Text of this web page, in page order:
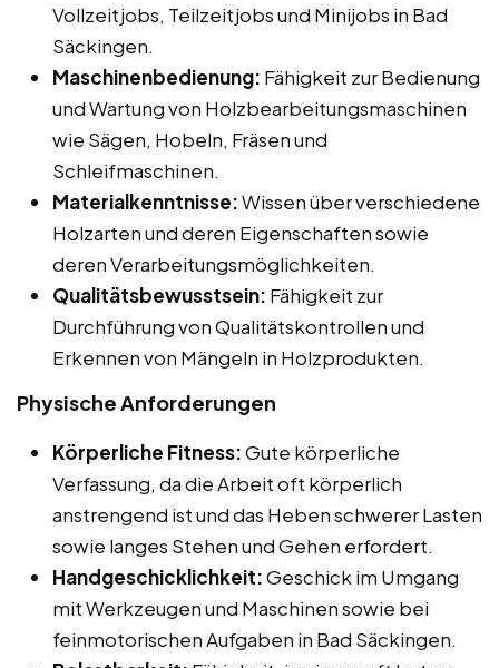
Vollzeitjobs, Teilzeitjobs und Minijobs in Bad
Säckingen.
Maschinenbedienung: Fähigkeit zur Bedienung
und Wartung von Holzbearbeitungsmaschinen
wie Sägen, Hobeln, Fräsen und
Schleifmaschinen.
Materialkenntnisse:Wissen über verschiedene
Holzarten und deren Eigenschaften sowie
deren Verarbeitungsmöglichkeiten.
Qualitätsbewusstsein: Fähigkeit zur
Durchführung von Qualitätskontrollen und
Erkennen von Mängeln in Holzprodukten.
Physische Anforderungen
Körperliche Fitness:Gute körperliche
Verfassung, da die Arbeit oft körperlich
anstrengend ist und das Heben schwerer Lasten
sowie langes Stehen und Gehen erfordert.
Handgeschicklichkeit:Geschick im Umgang
mit Werkzeugen und Maschinen sowie bei
feinmotorischen Aufgaben in Bad Säckingen.